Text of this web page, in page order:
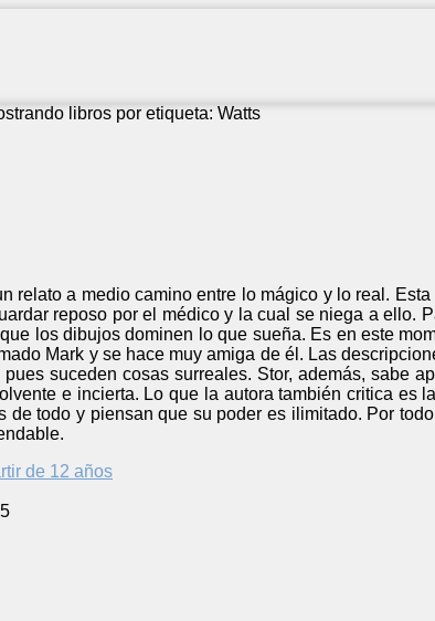
libros por etiqueta: Watts
relato a medio camino entre lo mágico y lo real.
reposo por el médico y la cual se niega a ello.
los dibujos dominen lo que sueña. Es en este
Mark y se hace muy amiga de él. Las
suceden cosas surreales. Stor, además, sabe
e incierta. Lo que la autora también critica es
de todo y piensan que su poder es ilimitado. Por
de 12 años